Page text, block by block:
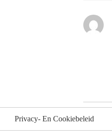
Privacy- En Cookiebeleid